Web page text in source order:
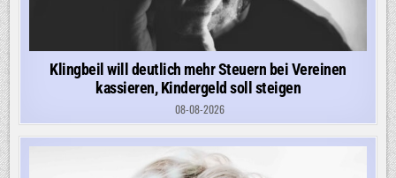
Klingbeil will deutlich mehr Steuern bei Vereinen
kassieren, Kindergeld soll steigen
08-08-2026